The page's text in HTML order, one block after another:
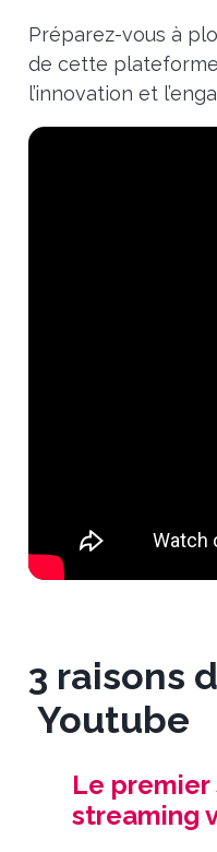
Préparez-vous à
de cette
l’innovation et
3 raisons
Youtube
Le
streaming